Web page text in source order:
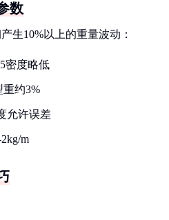
数
生10%以上的重量波动：
密度略低
重约3%
允许误差
m